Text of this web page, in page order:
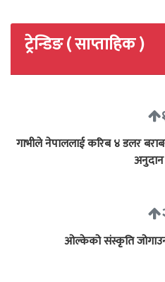
ट्रेन्डिङ ( साप्ताहिक )
गाभीले नेपाललाई करिब ४ डलर
ओल्केको संस्कृति